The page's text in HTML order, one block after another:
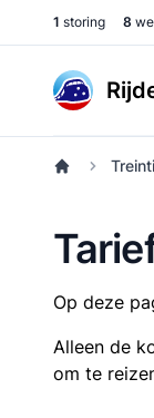
1 storing 8
Op deze
Alleen de
om te